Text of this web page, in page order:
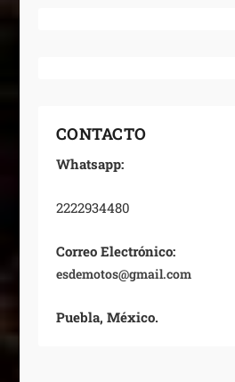
CONTACTO
Whatsapp:
2222934480
Correo Electrónico:
esdemotos@gmail.com
Puebla, México.